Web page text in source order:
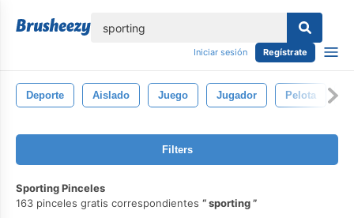
Iniciar sesión Regístrate
Deporte Aislado Juego Jugador Pelota
Filters
Sporting Pinceles
163 pinceles gratis correspondientes
sporting